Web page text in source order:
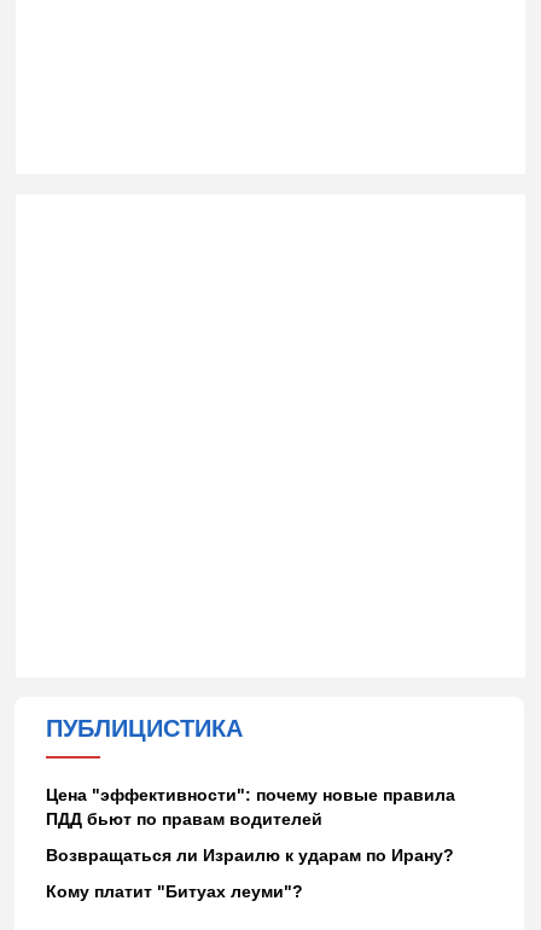
ПУБЛИЦИСТИКА
Цена "эффективности": почему новые правила
ПДД бьют по правам водителей
Возвращаться ли Израилю к ударам по Ирану?
Кому платит "Битуах леуми"?